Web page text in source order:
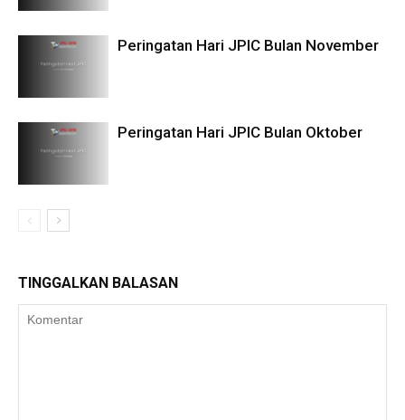
Peringatan Hari JPIC Bulan November
Peringatan Hari JPIC Bulan Oktober
TINGGALKAN BALASAN